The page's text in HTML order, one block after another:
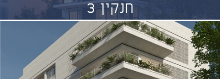
חנקין 3